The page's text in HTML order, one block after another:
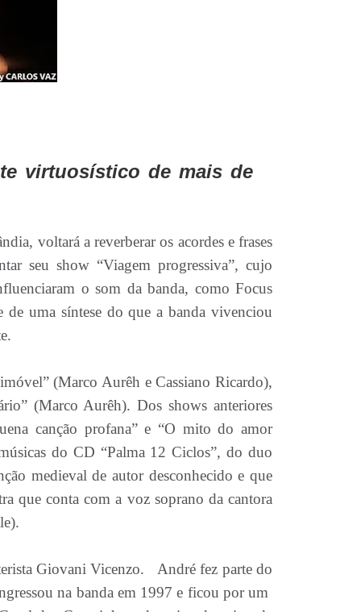
virtuosístico de mais de
voltará a reverberar os acordes e frases
seu show “Viagem progressiva”, cujo
o som da banda, como Focus
uma síntese do que a banda vivenciou
(Marco Aurêh e Cassiano Ricardo),
(Marco Aurêh). Dos shows anteriores
canção profana” e “O mito do amor
do CD “Palma 12 Ciclos”, do duo
medieval de autor desconhecido e que
que conta com a voz soprano da cantora
Giovani Vicenzo. André fez parte do
na banda em 1997 e ficou por um